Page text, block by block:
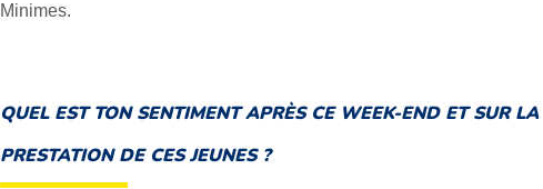
Minimes.
QUEL EST TON SENTIMENT APRÈS CE WEEK-END ET SUR LA
PRESTATION DE CES JEUNES ?